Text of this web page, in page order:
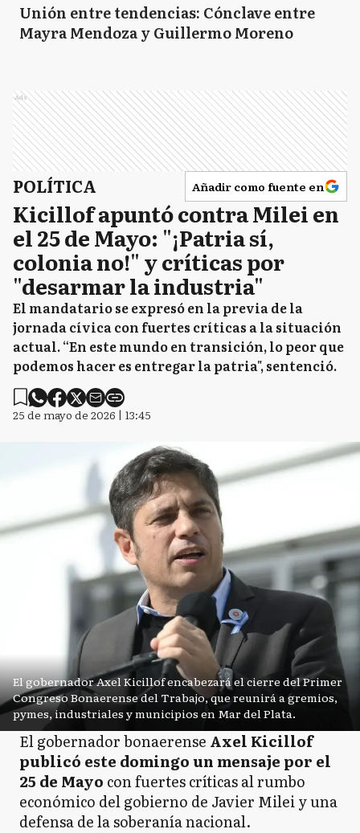
Unión entre tendencias: Cónclave entre
Mayra Mendoza y Guillermo Moreno
Ads
POLÍTICA Añadir como fuente en
Kicillof apuntó contra Milei en
el 25 de Mayo: "¡Patria sí,
colonia no!" y críticas por
"desarmar la industria"
El mandatario se expresó en la previa de la
jornada cívica con fuertes críticas a la situación
actual. “En este mundo en transición, lo peor que
podemos hacer es entregar la patria", sentenció.
25 de mayo de 2026 | 13:45
El gobernador Axel Kicillof encabezará el cierre del Primer
Congreso Bonaerense del Trabajo, que reunirá a gremios,
pymes, industriales y municipios en Mar del Plata.
El gobernador bonaerense Axel Kicillof
publicó este domingo un mensaje por el
25 de Mayo con fuertes críticas al rumbo
económico del gobierno de Javier Milei y una
defensa de la soberanía nacional.